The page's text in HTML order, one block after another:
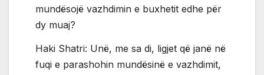
mundësojë vazhdimin e buxhetit edhe për
dy muaj?
Haki Shatri: Unë, me sa di, ligjet që janë në
fuqi e parashohin mundësinë e vazhdimit,